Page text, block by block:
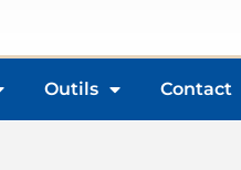
Outils Contact